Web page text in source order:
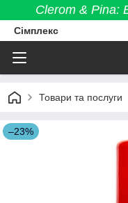
Clerom & Pina:
Сімплекс
Товари та послуги
–23%